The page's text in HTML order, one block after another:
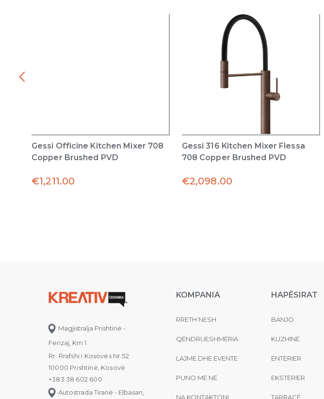
Gessi Officine Kitchen Mixer 708
Copper Brushed PVD
€1,211.00
Gessi 316 Kitchen Mixer Flessa
708 Copper Brushed PVD
€2,098.00
Magjistralja Prishtinë -
Ferizaj, Km 1
Rr. Rrafshi i Kosovës Nr.52
10000 Prishtinë, Kosovë
+383 38 602 600
Autostrada Tiranë - Elbasan,
KOMPANIA
RRETH NESH
QËNDRUESHMËRIA
LAJME DHE EVENTE
PUNO ME NE
NA KONTAKTONI
HAPËSIRAT
BANJO
KUZHINË
ENTERIER
EKSTERIER
TARRACË